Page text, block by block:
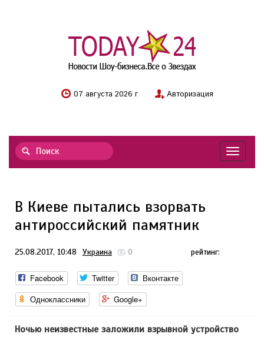
07 августа 2026 г Авторизация
В Киеве пытались взорвать
антироссийский памятник
25.08.2017, 10:48 Украина 0 рейтинг:
Facebook Twitter
Вконтакте
Одноклассники
Google+
Ночью неизвестные заложили взрывной устройство